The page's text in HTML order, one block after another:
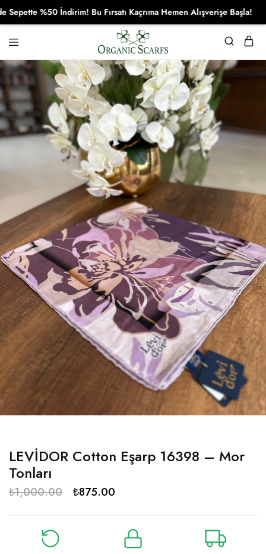
Organikscarf
LEVİDOR Cotton Eşarp 16398 – Mor
Tonları
₺1,000.00 ₺875.00
%50 İndirim! Bu Fırsatı Kaçrıma Hemen Alışverişe Başla!